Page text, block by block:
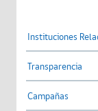
Instituciones
Transparencia
Campañas